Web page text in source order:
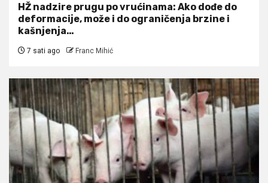
HŽ nadzire prugu po vrućinama: Ako dođe do
deformacije, može i do ograničenja brzine i
kašnjenja…
7 sati ago Franc Mihić